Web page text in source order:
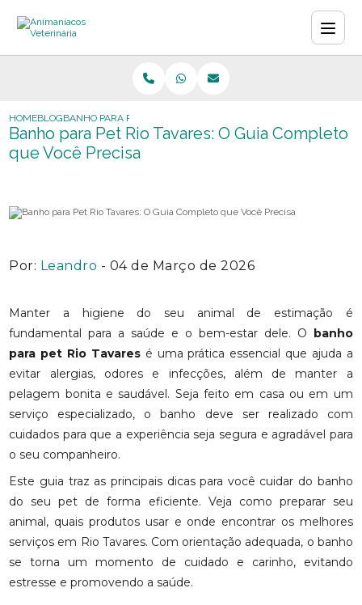
HOMEBLOGBANHO PARA PET RIO TAVARES: O GUIA COMPLETO QUE VOCÊ
Banho para Pet Rio Tavares: O Guia Completo
que Você Precisa
Por: Leandro - 04 de Março de 2026
Manter a higiene do seu animal de estimação é
fundamental para a saúde e o bem-estar dele. O banho
para pet Rio Tavaresé uma prática essencial que ajuda a
evitar alergias, odores e infecções, além de manter a
pelagem bonita e saudável. Seja feito em casa ou em um
serviço especializado, o banho deve ser realizado com
cuidados para que a experiência seja segura e agradável para
o seu companheiro.
Este guia traz as principais dicas para você cuidar do banho
do seu pet de forma eficiente. Veja como preparar seu
animal, quais produtos usar e onde encontrar os melhores
serviços em Rio Tavares. Com orientação adequada, o banho
se torna um momento de cuidado e carinho, evitando
estresse e promovendo a saúde.